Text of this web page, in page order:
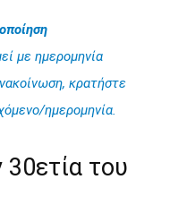
με ημερομηνία
κρατήστε
ημερομηνία.
30ετία του